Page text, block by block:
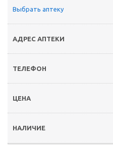
Выбрать аптеку